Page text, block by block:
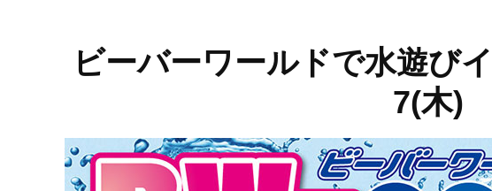
ビーバーワールドで水遊び
7(木)